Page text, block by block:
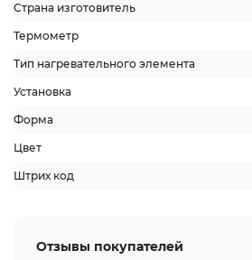
Страна изготовитель
Термометр
Тип нагревательного элемента
Установка
Форма
Цвет
Штрих код
Отзывы покупателей